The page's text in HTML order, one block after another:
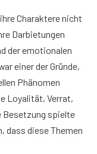
Charaktere nicht
Darbietungen
der emotionalen
einer der Gründe,
Phänomen
Loyalität, Verrat,
Besetzung spielte
dass diese Themen